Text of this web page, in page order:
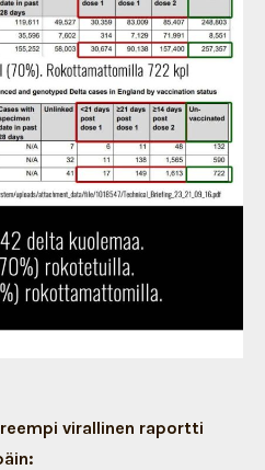
virallinen raportti